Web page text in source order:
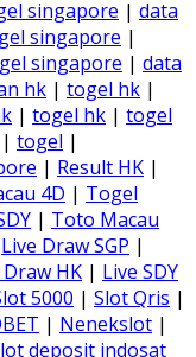
singapore | data
singapore |
singapore | data
hk | togel hk |
| togel hk | togel
| togel |
| Result HK |
4D | Togel
| Toto Macau
Live Draw SGP |
HK | Live SDY
5000 | Slot Qris |
| Nenekslot |
deposit indosat